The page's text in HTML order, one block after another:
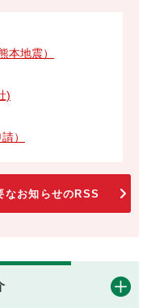
本地震）
)
）
なお知らせのRSS